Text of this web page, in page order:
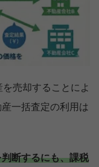
売却することによ
一括査定の利用は
断するにも、課税